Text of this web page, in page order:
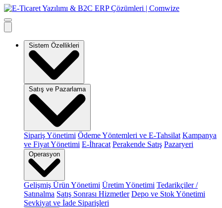
Sistem Özellikleri
Satış ve Pazarlama
Sipariş Yönetimi Ödeme Yöntemleri ve E-Tahsilat Kampanya
ve Fiyat Yönetimi E-İhracat Perakende Satış Pazaryeri
Operasyon
Gelişmiş Ürün Yönetimi Üretim Yönetimi Tedarikçiler /
Satınalma Satış Sonrası Hizmetler Depo ve Stok Yönetimi
Sevkiyat ve İade Siparişleri